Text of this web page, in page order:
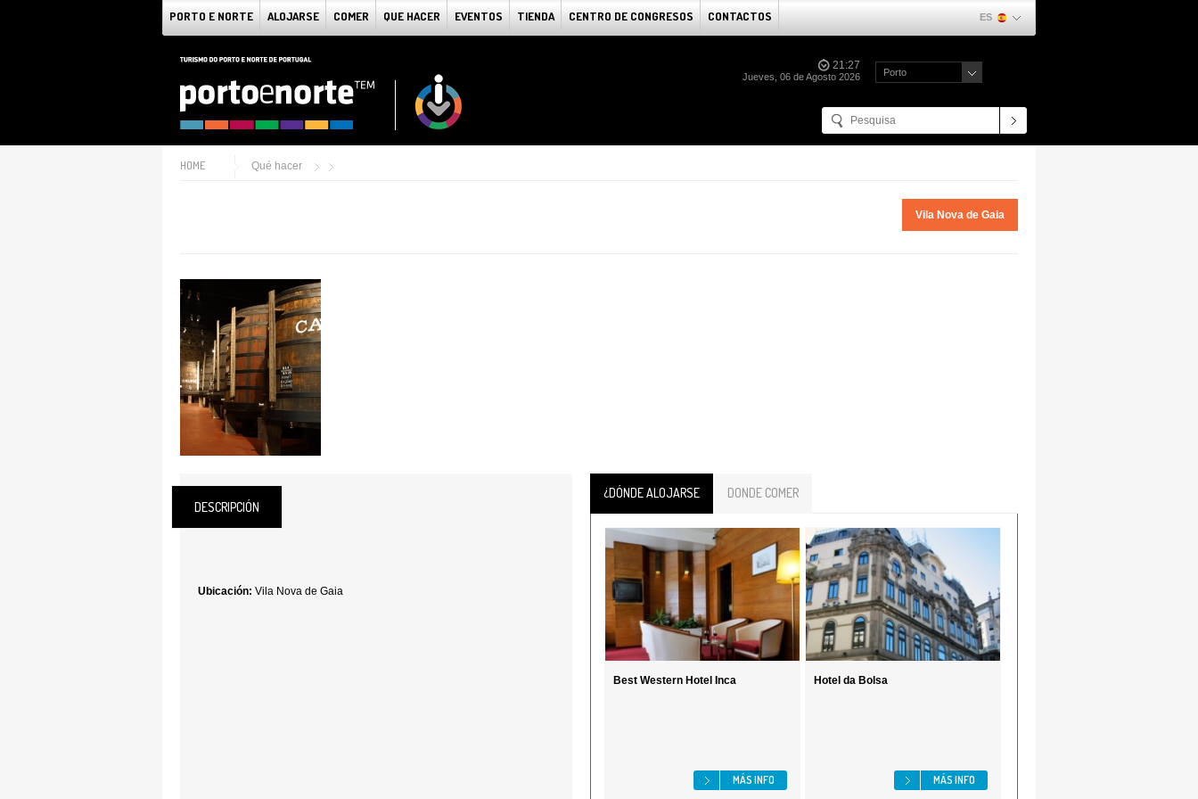
PORTO E NORTE ALOJARSE COMER QUE HACER EVENTOS TIENDA CENTRO DE CONGRESOS CONTACTOS ES
21:27
Jueves, 06 de Agosto 2026 Porto
HOME Qué hacer
Vila Nova de Gaia
DESCRIPCIÓN
Ubicación: Vila Nova de Gaia
¿DÓNDE ALOJARSE DONDE COMER
Best Western Hotel Inca
MÁS INFO
Hotel da Bolsa
MÁS INFO